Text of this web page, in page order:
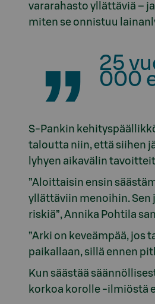
vararahasto yllättäviä –
miten se onnistuu
25
000
S-Pankin
taloutta niin, että siihen
lyhyen aikavälin
”Aloittaisin ensin
yllättäviin menoihin. Sen
riskiä”, Annika Pohtila
”Arki on keveämpää, jos
paikallaan, sillä ennen
Kun säästää
korkoa korolle -ilmiöstä